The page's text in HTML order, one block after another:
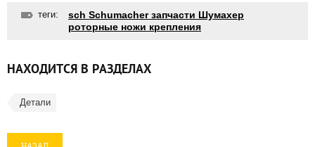
теги:
sch Schumacher запчасти Шумахер
роторные ножи крепления
НАХОДИТСЯ В РАЗДЕЛАХ
Детали